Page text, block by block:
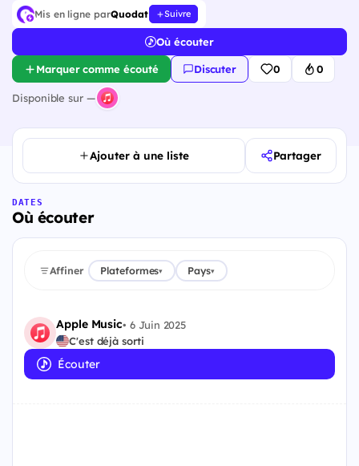
Mis en ligne parQuodat Suivre
Où écouter
Marquer comme écouté Discuter 0 0
Disponible sur —
Ajouter à une liste Partager
DATES
Où écouter
Affiner Plateformes▾ Pays▾
Apple Music•6 Juin 2025
C'est déjà sorti
Écouter